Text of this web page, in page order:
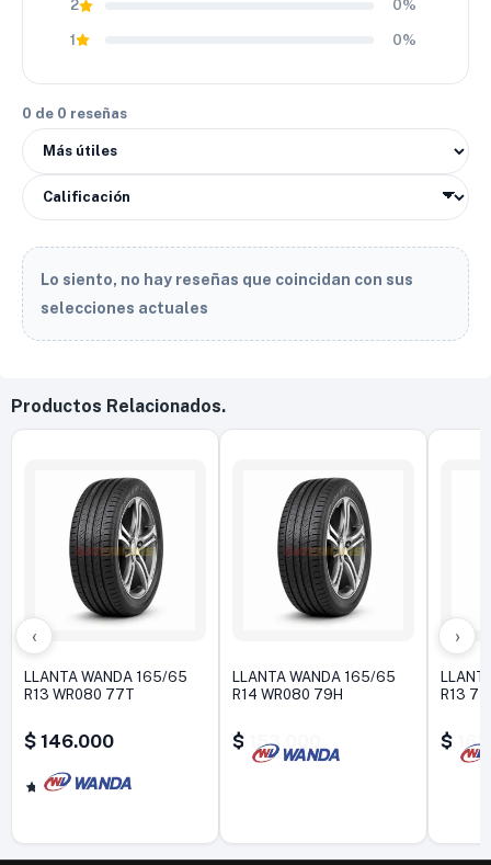
2 0%
1 0%
0 de 0 reseñas
Lo siento, no hay reseñas que coincidan con sus
selecciones actuales
Productos Relacionados.
‹
LLANTA WANDA 165/65
R13 WR080 77T
$ 146.000
5,0
LLANTA WANDA 165/65
R14 WR080 79H
$ 153.000
R13
$
›